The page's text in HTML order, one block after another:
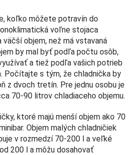
koľko môžete potravín do
voľne stojaca
väčší objem, než má vstavaná
by mal byť podľa počtu osôb,
a tiež podľa vašich potrieb
Počítajte s tým, že chladnička by
z dvoch tretín. Pre jednu osobu je
70-90 litrov chladiaceho objemu.
ktoré majú menší objem ako 70
Objem malých chladničiek
v rozmedzí 70-200 l a veľké
200 l a môžu dosahovať